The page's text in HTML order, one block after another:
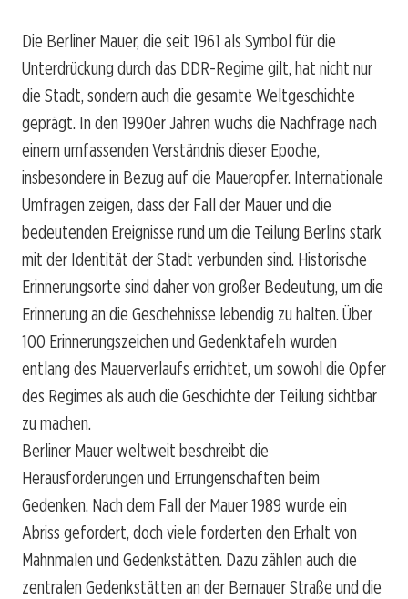
Die Berliner Mauer, die seit 1961 als Symbol für die
Unterdrückung durch das DDR-Regime gilt, hat nicht nur
die Stadt, sondern auch die gesamte Weltgeschichte
geprägt. In den 1990er Jahren wuchs die Nachfrage nach
einem umfassenden Verständnis dieser Epoche,
insbesondere in Bezug auf die Maueropfer. Internationale
Umfragen zeigen, dass der Fall der Mauer und die
bedeutenden Ereignisse rund um die Teilung Berlins stark
mit der Identität der Stadt verbunden sind. Historische
Erinnerungsorte sind daher von großer Bedeutung, um die
Erinnerung an die Geschehnisse lebendig zu halten. Über
100 Erinnerungszeichen und Gedenktafeln wurden
entlang des Mauerverlaufs errichtet, um sowohl die Opfer
des Regimes als auch die Geschichte der Teilung sichtbar
zu machen.
Berliner Mauer weltweit beschreibt die
Herausforderungen und Errungenschaften beim
Gedenken. Nach dem Fall der Mauer 1989 wurde ein
Abriss gefordert, doch viele forderten den Erhalt von
Mahnmalen und Gedenkstätten. Dazu zählen auch die
zentralen Gedenkstätten an der Bernauer Straße und die